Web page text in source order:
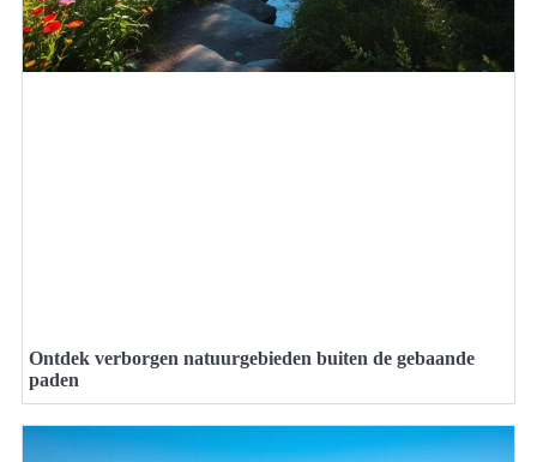
Ontdek verborgen natuurgebieden buiten de gebaande
paden